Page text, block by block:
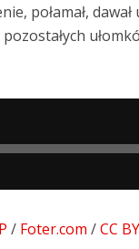
połamał,
/ Foter.com /CC